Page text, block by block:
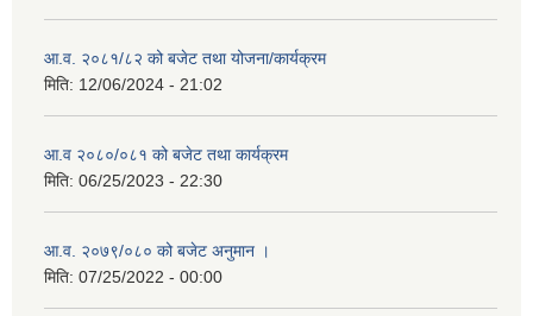
आ.व. २०८१/८२ को बजेट तथा योजना/कार्यक्रम
मिति: 12/06/2024 - 21:02
आ.व २०८०/०८१ को बजेट तथा कार्यक्रम
मिति: 06/25/2023 - 22:30
आ.व. २०७९/०८० को बजेट अनुमान ।
मिति: 07/25/2022 - 00:00